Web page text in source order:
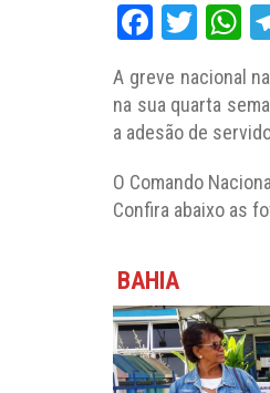
A greve nacional
na sua quarta
a adesão de
O Comando
Confira abaixo as
BAHIA